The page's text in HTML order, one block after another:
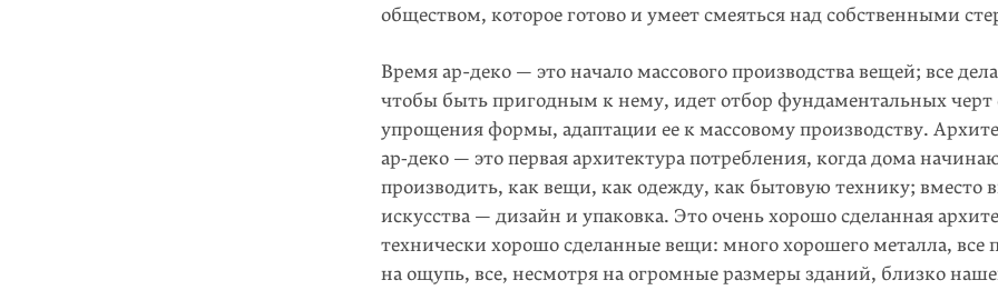
обществом, которое готово и умеет смеяться над собственными
Время ар-деко — это начало массового производства вещей; все
чтобы быть пригодным к нему, идет отбор фундаментальных черт
упрощения формы, адаптации ее к массовому производству.
ар‑деко — это первая архитектура потребления, когда дома
производить, как вещи, как одежду, как бытовую технику; вместо
искусства — дизайн и упаковка. Это очень хорошо сделанная
технически хорошо сделанные вещи: много хорошего металла, все
на ощупь, все, несмотря на огромные размеры зданий, близко